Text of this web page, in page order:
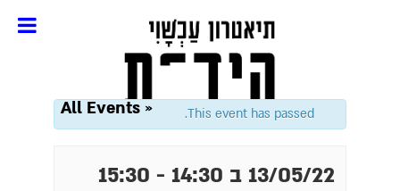
« All Events This event has passed.
13/05/22 ב 14:30 -
15:30